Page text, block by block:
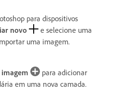
para dispositivos
novo
e selecione uma
uma imagem.
para adicionar
em uma nova camada.